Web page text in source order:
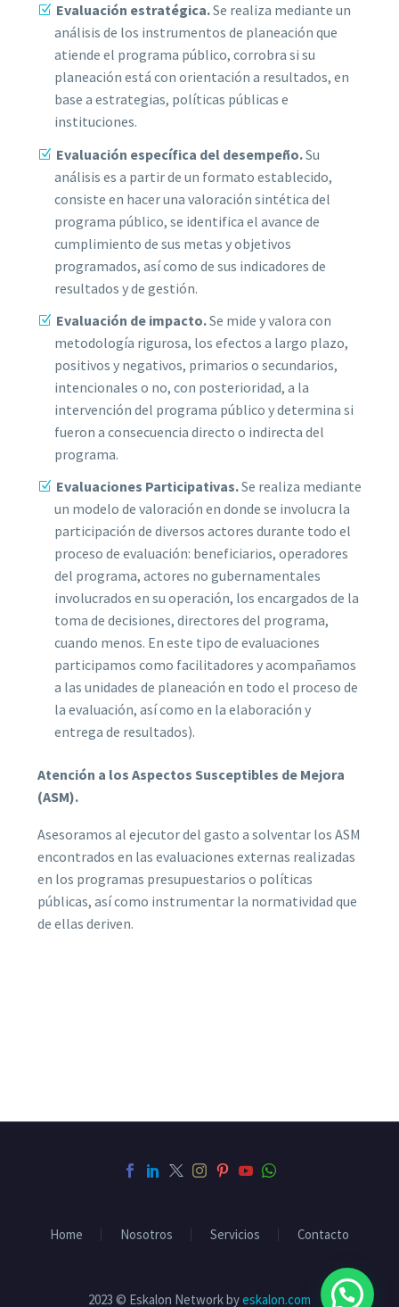
Evaluación estratégica.Se realiza mediante un
análisis de los instrumentos de planeación que
atiende el programa público, corrobra si su
planeación está con orientación a resultados, en
base a estrategias, políticas públicas e
instituciones.
Evaluación específica del desempeño.Su
análisis es a partir de un formato establecido,
consiste en hacer una valoración sintética del
programa público, se identifica el avance de
cumplimiento de sus metas y objetivos
programados, así como de sus indicadores de
resultados y de gestión.
Evaluación de impacto.Se mide y valora con
metodología rigurosa, los efectos a largo plazo,
positivos y negativos, primarios o secundarios,
intencionales o no, con posterioridad, a la
intervención del programa público y determina si
fueron a consecuencia directo o indirecta del
programa.
Evaluaciones Participativas.Se realiza mediante
un modelo de valoración en donde se involucra la
participación de diversos actores durante todo el
proceso de evaluación: beneficiarios, operadores
del programa, actores no gubernamentales
involucrados en su operación, los encargados de la
toma de decisiones, directores del programa,
cuando menos. En este tipo de evaluaciones
participamos como facilitadores y acompañamos
a las unidades de planeación en todo el proceso de
la evaluación, así como en la elaboración y
entrega de resultados).
Atención a los Aspectos Susceptibles de Mejora
(ASM).
Asesoramos al ejecutor del gasto a solventar los ASM
encontrados en las evaluaciones externas realizadas
en los programas presupuestarios o políticas
públicas, así como instrumentar la normatividad que
de ellas deriven.
Home Nosotros Servicios Contacto
2023 © Eskalon Network byeskalon.com